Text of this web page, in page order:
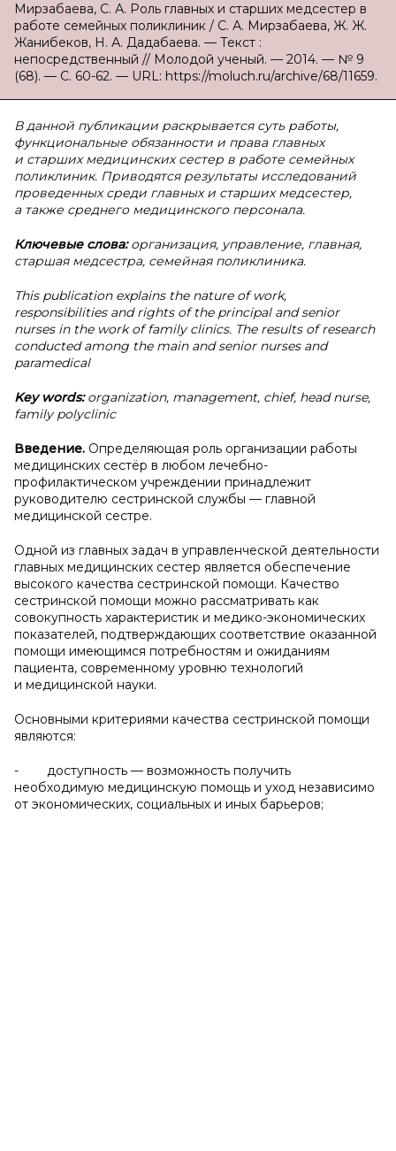
Мирзабаева, С. А. Роль главных и старших медсестер в
работе семейных поликлиник / С. А. Мирзабаева, Ж. Ж.
Жанибеков, Н. А. Дадабаева. — Текст :
непосредственный // Молодой ученый. — 2014. — № 9
(68). — С. 60-62. — URL: https://moluch.ru/archive/68/11659.
В данной публикации раскрывается суть работы,
функциональные обязанности и права главных
и старших медицинских сестер в работе семейных
поликлиник. Приводятся результаты исследований
проведенных среди главных и старших медсестер,
а также среднего медицинского персонала.
Ключевые слова: организация, управление, главная,
старшая медсестра, семейная поликлиника.
This publication explains the nature of work,
responsibilities and rights of the principal and senior
nurses in the work of family clinics. The results of research
conducted among the main and senior nurses and
paramedical
Key words: organization, management, chief, head nurse,
family polyclinic
Введение. Определяющая роль организации работы
медицинских сестёр в любом лечебно-
профилактическом учреждении принадлежит
руководителю сестринской службы — главной
медицинской сестре.
Одной из главных задач в управленческой деятельности
главных медицинских сестер является обеспечение
высокого качества сестринской помощи. Качество
сестринской помощи можно рассматривать как
совокупность характеристик и медико-экономических
показателей, подтверждающих соответствие оказанной
помощи имеющимся потребностям и ожиданиям
пациента, современному уровню технологий
и медицинской науки.
Основными критериями качества сестринской помощи
являются:
- доступность — возможность получить
необходимую медицинскую помощь и уход независимо
от экономических, социальных и иных барьеров;